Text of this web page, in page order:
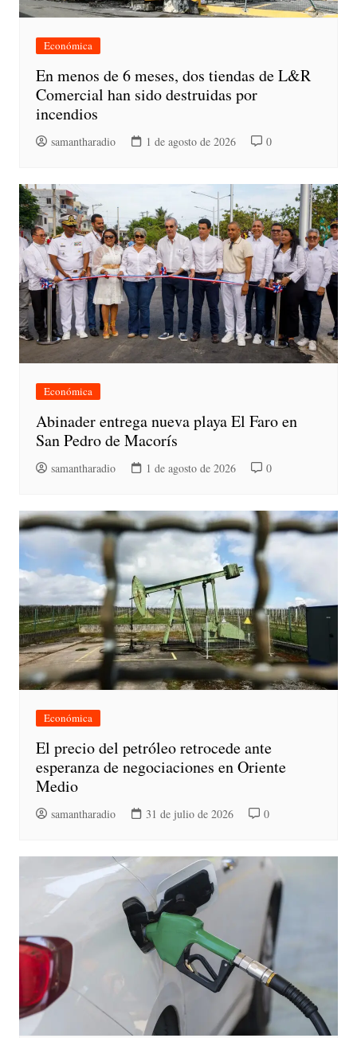
Económica
En menos de 6 meses, dos tiendas de L&R
Comercial han sido destruidas por
incendios
samantharadio 1 de agosto de 2026 0
Económica
Abinader entrega nueva playa El Faro en
San Pedro de Macorís
samantharadio 1 de agosto de 2026 0
Económica
El precio del petróleo retrocede ante
esperanza de negociaciones en Oriente
Medio
samantharadio 31 de julio de 2026 0